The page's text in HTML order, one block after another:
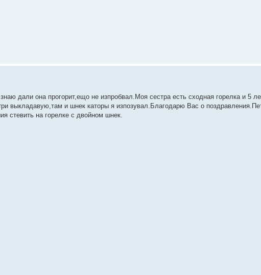
дали она прогорит,ещо не изпробвал.Моя сестра есть сходная горелка и 5
выкладавую,там и шнек каторы я изпозувал.Благодарю Вас о
стевить на горелке с двойном шнек.